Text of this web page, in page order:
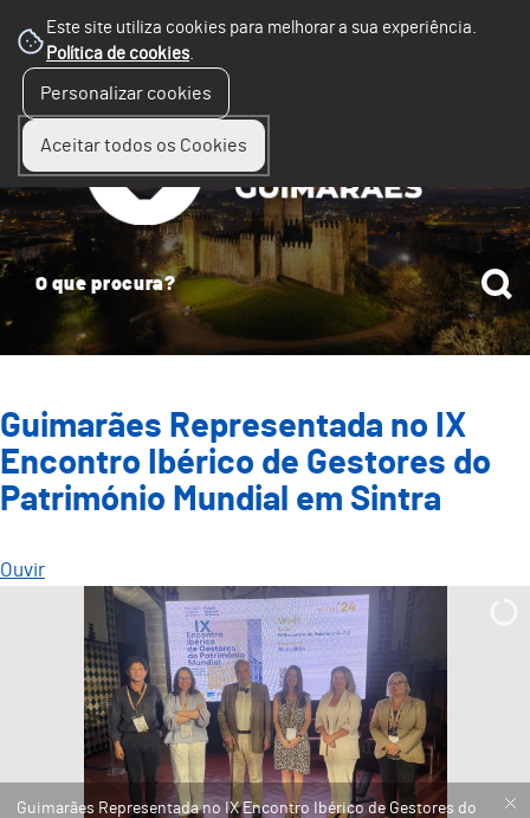
Este site utiliza cookies para melhorar a sua experiência.
Política de cookies.
Personalizar cookies
Aceitar todos os Cookies
Guimarães Representada no IX
Encontro Ibérico de Gestores do
Património Mundial em Sintra
Ouvir
Guimarães Representada no IX Encontro Ibérico de Gestores do